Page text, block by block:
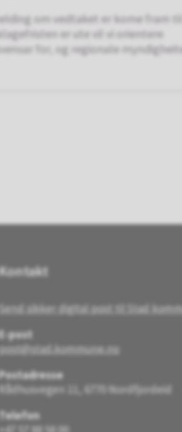
om vedtaket er kome fram til
er ute vil vi orientere
for, og regionale
Send sikker digital post til Stad
post
post@stad.kommune.no
Rådhusvegen 11, 6770 Nordfjordeid
Telefon